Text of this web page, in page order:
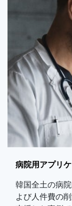
病院用アプリ
韓国全土の病
よび人件費の